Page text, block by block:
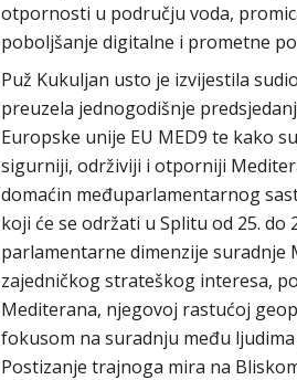
otpornosti u području voda,
poboljšanje digitalne i prometne
Puž Kukuljan usto je izvijestila
preuzela jednogodišnje
Europske unije EU MED9 te kako
sigurniji, održiviji i otporniji
domaćin međuparlamentarnog
koji će se održati u Splitu od 25.
parlamentarne dimenzije suradnje
zajedničkog strateškog interesa,
Mediterana, njegovoj rastućoj
fokusom na suradnju među
Postizanje trajnoga mira na